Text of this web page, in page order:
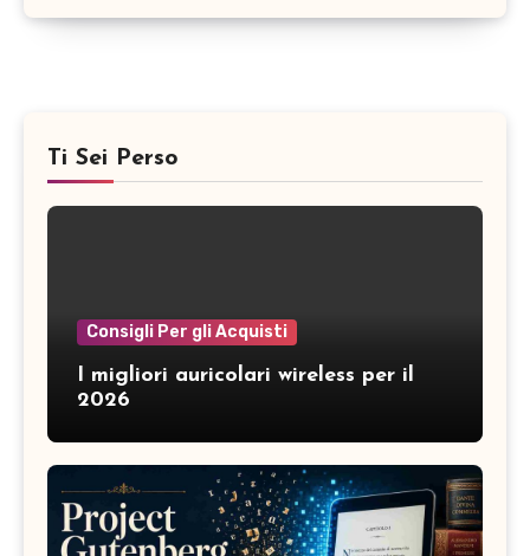
Ti Sei Perso
Consigli Per gli Acquisti
I migliori auricolari wireless per il
2026